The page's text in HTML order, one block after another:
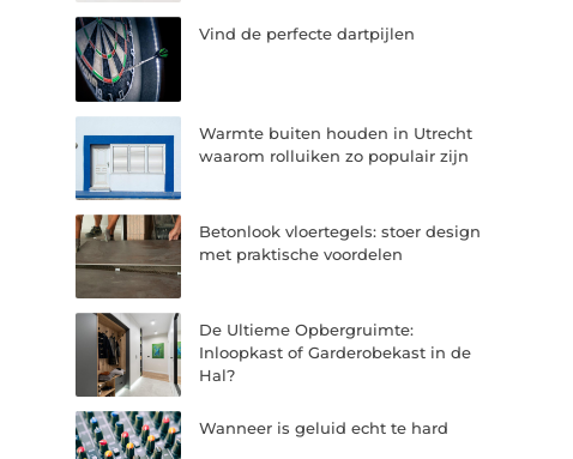
Vind de perfecte dartpijlen
Warmte buiten houden in Utrecht
waarom rolluiken zo populair zijn
Betonlook vloertegels: stoer design
met praktische voordelen
De Ultieme Opbergruimte:
Inloopkast of Garderobekast in de
Hal?
Wanneer is geluid echt te hard